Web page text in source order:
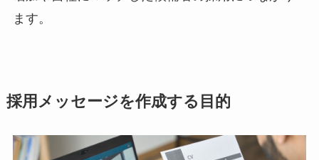
ます。
採用メッセージを作成する目的